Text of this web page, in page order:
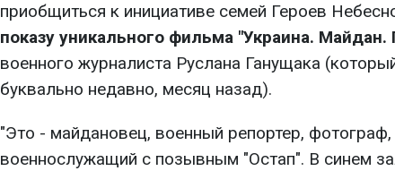
приобщиться к инициативе семей Героев
показу уникального фильма "Украина. Майдан.
военного журналиста Руслана Ганущака
буквально недавно, месяц назад).
"Это - майдановец, военный репортер, фотограф,
военнослужащий с позывным "Остап". В синем